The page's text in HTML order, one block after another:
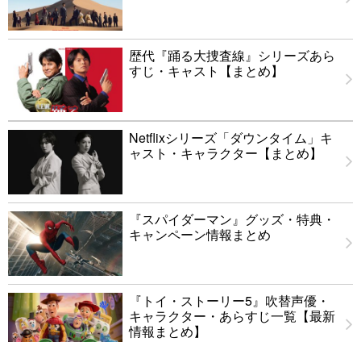
歴代『踊る大捜査線』シリーズあら
すじ・キャスト【まとめ】
Netflixシリーズ「ダウンタイム」キ
ャスト・キャラクター【まとめ】
『スパイダーマン』グッズ・特典・
キャンペーン情報まとめ
『トイ・ストーリー5』吹替声優・
キャラクター・あらすじ一覧【最新
情報まとめ】